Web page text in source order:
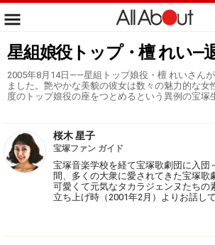
星組娘役トップ・檀 れい―
2005年8月14日――星組トップ娘役・檀 れいさん
ました。艶やかな美貌の彼女は数々の魅力的な女
度のトップ娘役の座をつとめるという異例の宝塚
桜木 星子
宝塚ファン ガイド
宝塚音楽学校を経て宝塚歌劇団に入団
間、多くの大衆に愛されてきた宝塚歌
可愛くて元気なタカラジェンヌたちの
立ち上げ時（2001年2月）よりお話して